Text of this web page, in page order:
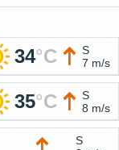
34°C
S
7 m/s
35°C
S
8 m/s
S